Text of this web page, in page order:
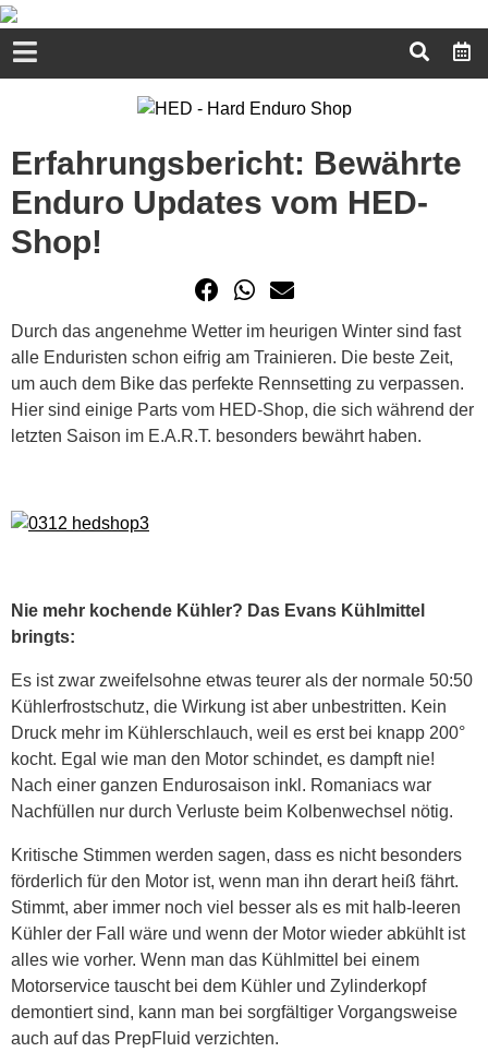
Erfahrungsbericht: Bewährte
Enduro Updates vom HED-
Shop!
Durch das angenehme Wetter im heurigen Winter sind fast
alle Enduristen schon eifrig am Trainieren. Die beste Zeit,
um auch dem Bike das perfekte Rennsetting zu verpassen.
Hier sind einige Parts vom HED-Shop, die sich während der
letzten Saison im E.A.R.T. besonders bewährt haben.
Nie mehr kochende Kühler? Das Evans Kühlmittel
bringts:
Es ist zwar zweifelsohne etwas teurer als der normale 50:50
Kühlerfrostschutz, die Wirkung ist aber unbestritten. Kein
Druck mehr im Kühlerschlauch, weil es erst bei knapp 200°
kocht. Egal wie man den Motor schindet, es dampft nie!
Nach einer ganzen Endurosaison inkl. Romaniacs war
Nachfüllen nur durch Verluste beim Kolbenwechsel nötig.
Kritische Stimmen werden sagen, dass es nicht besonders
förderlich für den Motor ist, wenn man ihn derart heiß fährt.
Stimmt, aber immer noch viel besser als es mit halb-leeren
Kühler der Fall wäre und wenn der Motor wieder abkühlt ist
alles wie vorher. Wenn man das Kühlmittel bei einem
Motorservice tauscht bei dem Kühler und Zylinderkopf
demontiert sind, kann man bei sorgfältiger Vorgangsweise
auch auf das PrepFluid verzichten.